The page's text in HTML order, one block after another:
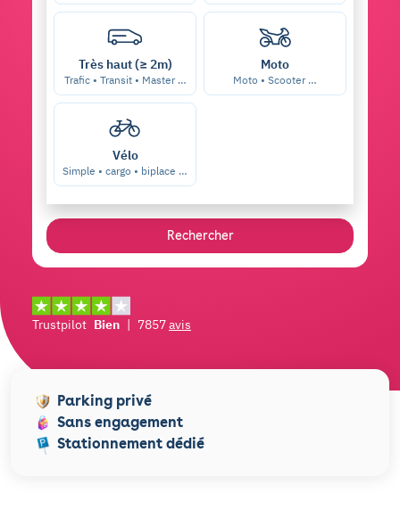
Très haut (≥ 2m)
Trafic • Transit • Master …
Moto
Moto • Scooter …
Vélo
Simple • cargo • biplace …
Rechercher
Trustpilot Bien | 7857avis
Parking privé
Sans engagement
Stationnement dédié